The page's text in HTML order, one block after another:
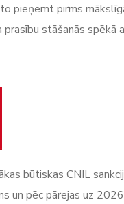
pieņemt pirms
stāšanās spēkā
būtiskas CNIL
un pēc pārejas uz